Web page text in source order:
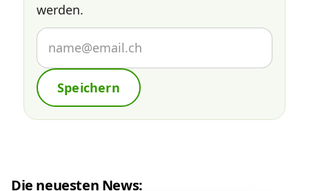
werden.
Speichern
Die neuesten News: